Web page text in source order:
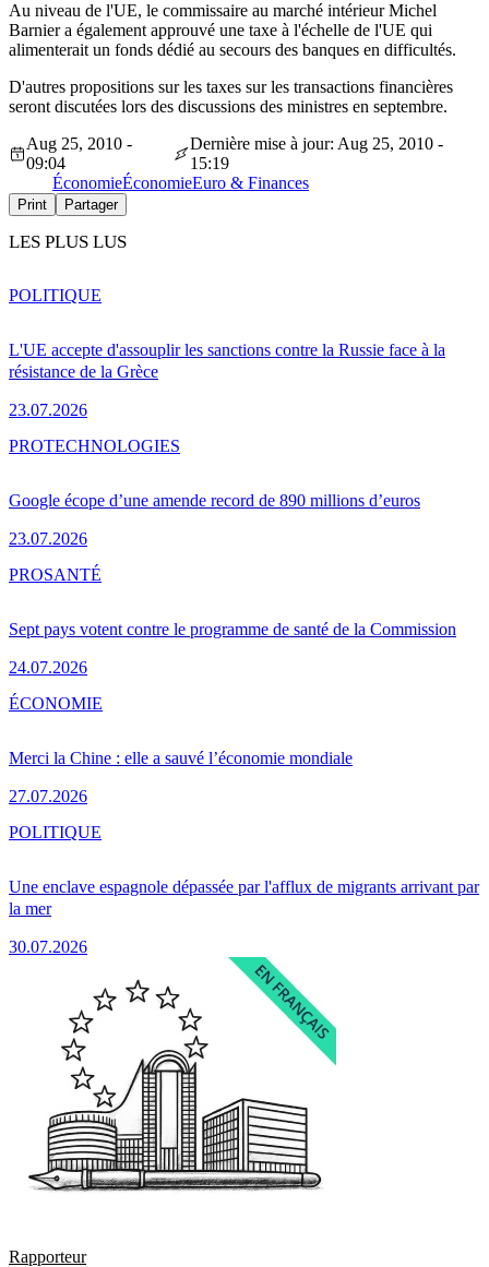
Au niveau de l'UE, le commissaire au marché intérieur Michel
Barnier a également approuvé une taxe à l'échelle de l'UE qui
alimenterait un fonds dédié au secours des banques en difficultés.
D'autres propositions sur les taxes sur les transactions financières
seront discutées lors des discussions des ministres en septembre.
Aug 25, 2010 -
09:04
Dernière mise à jour: Aug 25, 2010 -
15:19
ÉconomieÉconomieEuro & Finances
Print Partager
LES PLUS LUS
L'UE accepte d'assouplir les sanctions contre la Russie face à la
résistance de la Grèce
23.07.2026
POLITIQUE
Google écope d’une amende record de 890 millions d’euros
23.07.2026
PROTECHNOLOGIES
Sept pays votent contre le programme de santé de la Commission
24.07.2026
PROSANTÉ
Merci la Chine : elle a sauvé l’économie mondiale
27.07.2026
ÉCONOMIE
Une enclave espagnole dépassée par l'afflux de migrants arrivant par
la mer
30.07.2026
POLITIQUE
Rapporteur